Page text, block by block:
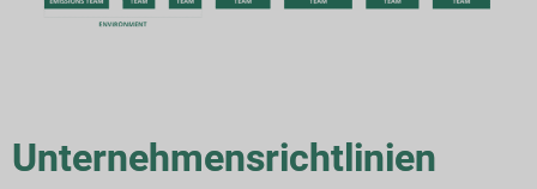
Unternehmensrichtlinien